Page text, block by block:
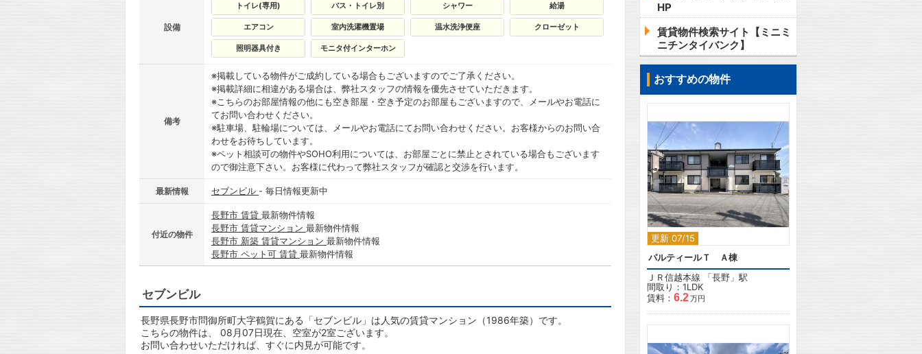
設備
トイレ(専用) バス・トイレ別 シャワー 給湯
エアコン 室内洗濯機置場 温水洗浄便座 クローゼット
照明器具付き モニタ付インターホン
備考
※掲載している物件がご成約している場合もございますのでご了承ください。
※掲載詳細に相違がある場合は、弊社スタッフの情報を優先させていただきます。
※こちらのお部屋情報の他にも空き部屋・空き予定のお部屋もございますので、メールやお電話に
てお問い合わせください。
※駐車場、駐輪場については、メールやお電話にてお問い合わせください。お客様からのお問い合
わせをお待ちしています。
※ペット相談可の物件やSOHO利用については、お部屋ごとに禁止とされている場合もございます
ので御注意下さい。お客様に代わって弊社スタッフが確認と交渉を行います。
最新情報 セブンビル - 毎日情報更新中
付近の物件
長野市 賃貸 最新物件情報
長野市 賃貸マンション 最新物件情報
長野市 新築 賃貸マンション 最新物件情報
長野市 ペット可 賃貸 最新物件情報
セブンビル
長野県長野市問御所町大字鶴賀にある「セブンビル」は人気の賃貸マンション（1986年築）です。
こちらの物件は、 08月07日現在、空室が2室ございます。
お問い合わせいただければ、すぐに内見が可能です。
HP
賃貸物件検索サイト【ミニミ
ニチンタイバンク】
おすすめの物件
更新 07/15
2
パルティールＴ Ａ棟
ＪＲ信越本線 「長野 」駅
間取り：1LDK
賃料： 6.2万円